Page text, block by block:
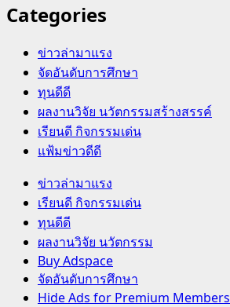
Categories
ข่าวล่ามาแรง
จัดอันดับการศึกษา
ทุนดีดี
ผลงานวิจัย นวัตกรรมสร้างสรรค์
เรียนดี กิจกรรมเด่น
แฟ้มข่าวดีดี
Primary
Menu
ข่าวล่ามาแรง
เรียนดี กิจกรรมเด่น
ทุนดีดี
ผลงานวิจัย นวัตกรรม
Buy Adspace
จัดอันดับการศึกษา
Hide Ads for Premium Members